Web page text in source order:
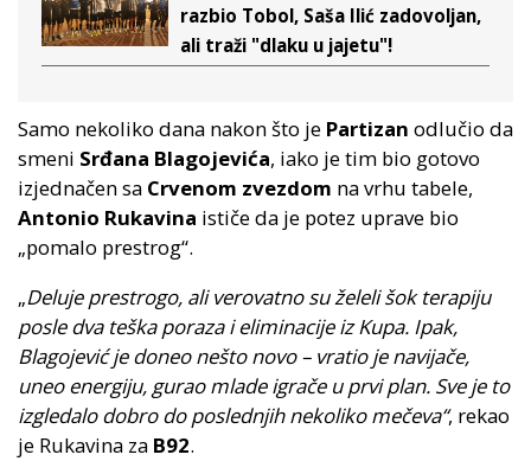
razbio Tobol, Saša Ilić zadovoljan,
ali traži "dlaku u jajetu"!
Samo nekoliko dana nakon što je Partizan odlučio da
smeni Srđana Blagojevića, iako je tim bio gotovo
izjednačen sa Crvenom zvezdom na vrhu tabele,
Antonio Rukavina ističe da je potez uprave bio
„pomalo prestrog“.
„Deluje prestrogo, ali verovatno su želeli šok terapiju
posle dva teška poraza i eliminacije iz Kupa. Ipak,
Blagojević je doneo nešto novo – vratio je navijače,
uneo energiju, gurao mlade igrače u prvi plan. Sve je to
izgledalo dobro do poslednjih nekoliko mečeva“, rekao
je Rukavina za B92.